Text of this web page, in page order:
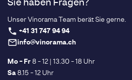
Sie haben Fragen?
Unser Vinorama Team berät Sie gerne.
phone +41 31 747 94 94
mail_outlineinfo@vinorama.ch
Mo - Fr8 - 12 | 13.30 - 18 Uhr
Sa8.15 - 12 Uhr